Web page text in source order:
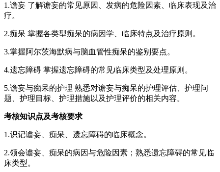
1.谵妄 了解谵妄的常见原因、发病的危险因素、临床表现及治
疗。
2.痴呆 掌握各类型痴呆的病因学、临床特点及治疗原则。
3.掌握阿尔茨海默病与脑血管性痴呆的鉴别要点。
4.遗忘障碍 掌握遗忘障碍的常见临床类型及处理原则。
5.谵妄与痴呆的护理 熟悉对谵妄与痴呆的护理评估、护理问
题、护理目标、护理措施以及护理评价的相关内容。
考核知识点及考核要求
1.识记谵妄、痴呆、遗忘障碍的临床概念。
2.领会谵妄、痴呆的病因与危险因素；熟悉遗忘障碍的常见临
床类型。